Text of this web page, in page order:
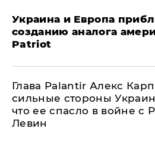
Украина и Европа
созданию аналога
Patriot
Глава Palantir Алекс
сильные стороны
что ее спасло в войне с
Левин